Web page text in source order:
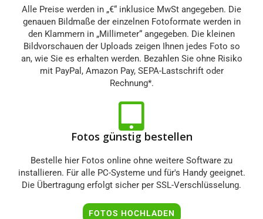
Alle Preise werden in „€“ inklusice MwSt angegeben. Die
genauen Bildmaße der einzelnen Fotoformate werden in
den Klammern in „Millimeter“ angegeben. Die kleinen
Bildvorschauen der Uploads zeigen Ihnen jedes Foto so
an, wie Sie es erhalten werden. Bezahlen Sie ohne Risiko
mit PayPal, Amazon Pay, SEPA-Lastschrift oder
Rechnung*.
Fotos günstig bestellen
Bestelle hier Fotos online ohne weitere Software zu
installieren. Für alle PC-Systeme und für's Handy geeignet.
Die Übertragung erfolgt sicher per SSL-Verschlüsselung.
FOTOS HOCHLADEN